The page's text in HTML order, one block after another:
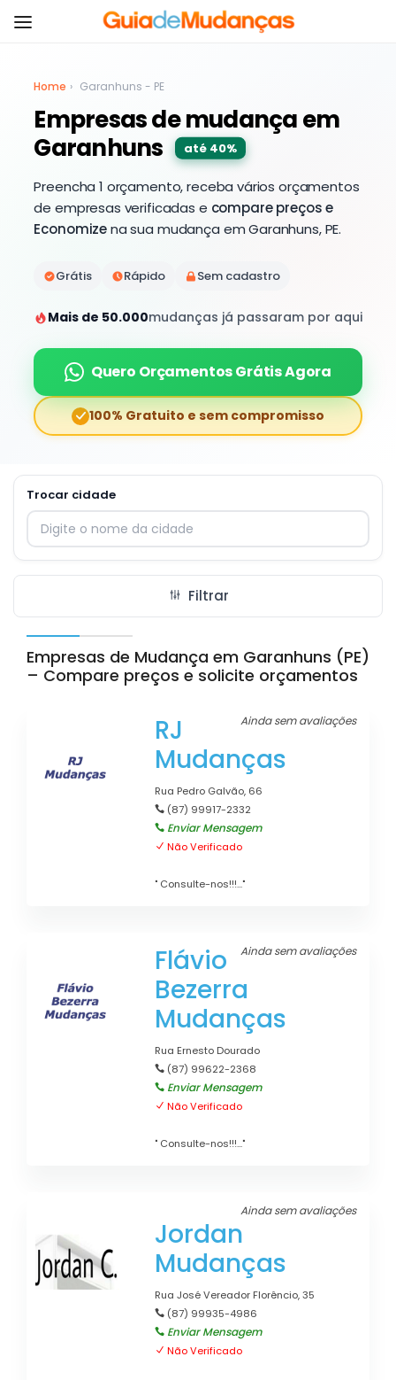
Home › Garanhuns - PE
Empresas de mudança em
Garanhuns
até 40%
Preencha 1 orçamento, receba vários orçamentos
de empresas verificadas e compare preços e
Economizena sua mudança em Garanhuns, PE.
Grátis Rápido Sem cadastro
Mais de 50.000mudanças já passaram por aqui
Quero Orçamentos Grátis Agora
100% Gratuito e sem compromisso
Trocar cidade
Digite o nome da cidade para trocar
Filtrar
Empresas de Mudança em Garanhuns (PE)
– Compare preços e solicite orçamentos
Ainda sem avaliações
RJ
Mudanças
Rua Pedro Galvão, 66
(87) 99917-2332
Enviar Mensagem
Não Verificado
" Consulte-nos!!!..."
Ainda sem avaliações
Flávio
Bezerra
Mudanças
Rua Ernesto Dourado
(87) 99622-2368
Enviar Mensagem
Não Verificado
" Consulte-nos!!!..."
Ainda sem avaliações
Jordan
Mudanças
Rua José Vereador Florêncio, 35
(87) 99935-4986
Enviar Mensagem
Não Verificado